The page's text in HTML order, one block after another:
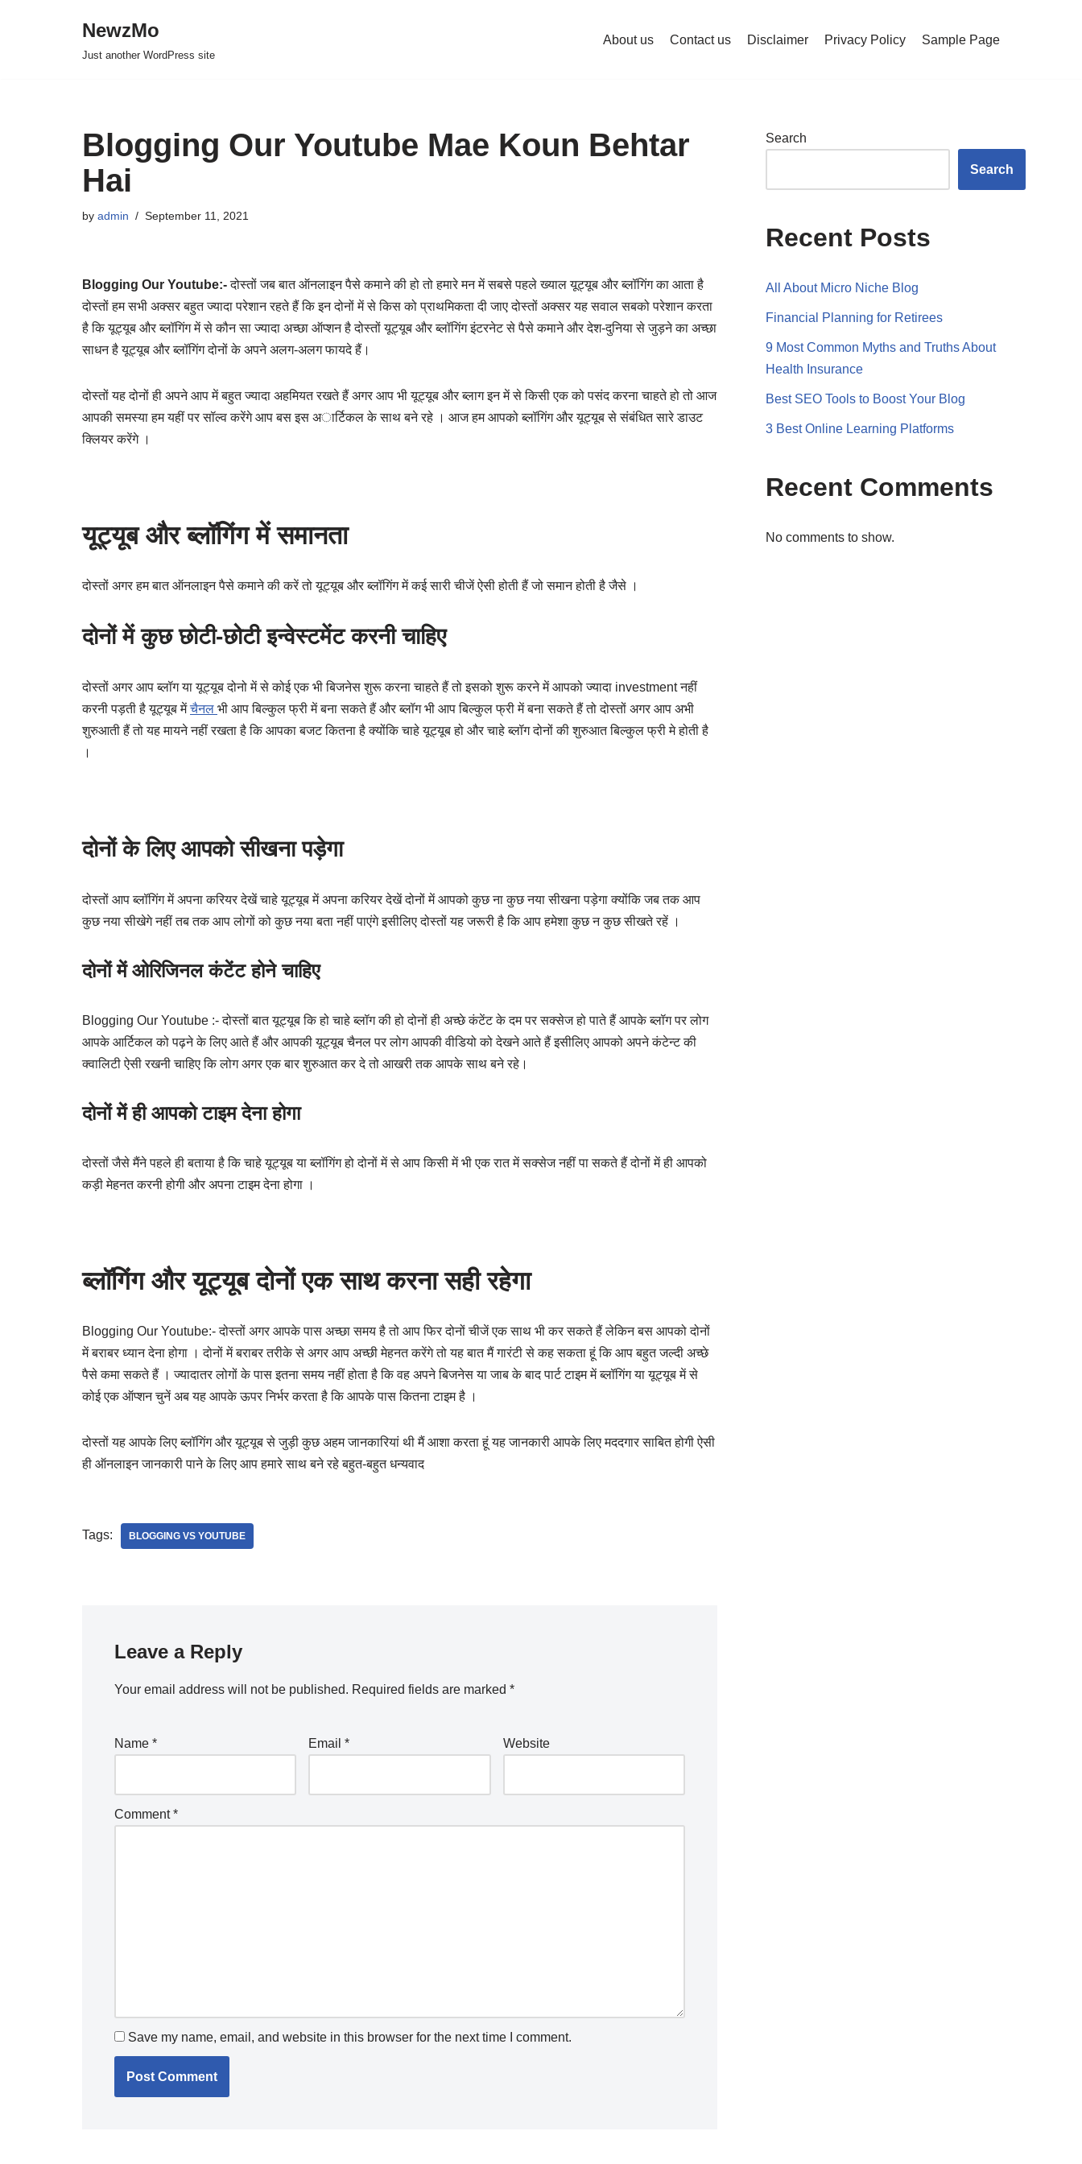
NewzMo
Just another WordPress site
About us Contact us Disclaimer Privacy Policy Sample Page
Blogging Our Youtube Mae Koun Behtar
Hai
by admin September 11, 2021
Blogging Our Youtube:-दोस्तों जब बात ऑनलाइन पैसे कमाने की हो तो हमारे मन में सबसे पहले ख्याल यूट्यूब और ब्लॉगिंग का आता है
दोस्तों हम सभी अक्सर बहुत ज्यादा परेशान रहते हैं कि इन दोनों में से किस को प्राथमिकता दी जाए दोस्तों अक्सर यह सवाल सबको परेशान करता
है कि यूट्यूब और ब्लॉगिंग में से कौन सा ज्यादा अच्छा ऑप्शन है दोस्तों यूट्यूब और ब्लॉगिंग इंटरनेट से पैसे कमाने और देश-दुनिया से जुड़ने का अच्छा
साधन है यूट्यूब और ब्लॉगिंग दोनों के अपने अलग-अलग फायदे हैं।
दोस्तों यह दोनों ही अपने आप में बहुत ज्यादा अहमियत रखते हैं अगर आप भी यूट्यूब और ब्लाग इन में से किसी एक को पसंद करना चाहते हो तो आज
आपकी समस्या हम यहीं पर सॉल्व करेंगे आप बस इस अार्टिकल के साथ बने रहे । आज हम आपको ब्लॉगिंग और यूट्यूब से संबंधित सारे डाउट
क्लियर करेंगे ।
यूट्यूब और ब्लॉगिंग में समानता
दोस्तों अगर हम बात ऑनलाइन पैसे कमाने की करें तो यूट्यूब और ब्लॉगिंग में कई सारी चीजें ऐसी होती हैं जो समान होती है जैसे ।
दोनों में कुछ छोटी-छोटी इन्वेस्टमेंट करनी चाहिए
दोस्तों अगर आप ब्लॉग या यूट्यूब दोनो में से कोई एक भी बिजनेस शुरू करना चाहते हैं तो इसको शुरू करने में आपको ज्यादा investment नहीं
करनी पड़ती है यूट्यूब मेंचैनल भी आप बिल्कुल फ्री में बना सकते हैं और ब्लॉग भी आप बिल्कुल फ्री में बना सकते हैं तो दोस्तों अगर आप अभी
शुरुआती हैं तो यह मायने नहीं रखता है कि आपका बजट कितना है क्योंकि चाहे यूट्यूब हो और चाहे ब्लॉग दोनों की शुरुआत बिल्कुल फ्री मे होती है
।
दोनों के लिए आपको सीखना पड़ेगा
दोस्तों आप ब्लॉगिंग में अपना करियर देखें चाहे यूट्यूब में अपना करियर देखें दोनों में आपको कुछ ना कुछ नया सीखना पड़ेगा क्योंकि जब तक आप
कुछ नया सीखेगे नहीं तब तक आप लोगों को कुछ नया बता नहीं पाएंगे इसीलिए दोस्तों यह जरूरी है कि आप हमेशा कुछ न कुछ सीखते रहें ।
दोनों में ओरिजिनल कंटेंट होने चाहिए
Blogging Our Youtube :- दोस्तों बात यूट्यूब कि हो चाहे ब्लॉग की हो दोनों ही अच्छे कंटेंट के दम पर सक्सेज हो पाते हैं आपके ब्लॉग पर लोग
आपके आर्टिकल को पढ़ने के लिए आते हैं और आपकी यूट्यूब चैनल पर लोग आपकी वीडियो को देखने आते हैं इसीलिए आपको अपने कंटेन्ट की
क्वालिटी ऐसी रखनी चाहिए कि लोग अगर एक बार शुरुआत कर दे तो आखरी तक आपके साथ बने रहे।
दोनों में ही आपको टाइम देना होगा
दोस्तों जैसे मैंने पहले ही बताया है कि चाहे यूट्यूब या ब्लॉगिंग हो दोनों में से आप किसी में भी एक रात में सक्सेज नहीं पा सकते हैं दोनों में ही आपको
कड़ी मेहनत करनी होगी और अपना टाइम देना होगा ।
ब्लॉगिंग और यूट्यूब दोनों एक साथ करना सही रहेगा
Blogging Our Youtube:- दोस्तों अगर आपके पास अच्छा समय है तो आप फिर दोनों चीजें एक साथ भी कर सकते हैं लेकिन बस आपको‌ दोनों
में बराबर ध्यान देना होगा । दोनों में बराबर तरीके से अगर आप अच्छी मेहनत करेंगे तो यह बात मैं गारंटी से कह सकता हूं कि आप बहुत जल्दी अच्छे
पैसे कमा सकते हैं । ज्यादातर लोगों के पास इतना समय नहीं होता है कि वह अपने बिजनेस या जाब के बाद पार्ट टाइम में ब्लॉगिंग या यूट्यूब में से
कोई एक ऑप्शन चुनें अब यह आपके ऊपर निर्भर करता है कि आपके पास कितना टाइम है ।
दोस्तों यह आपके लिए ब्लॉगिंग और यूट्यूब से जुड़ी कुछ अहम जानकारियां थी मैं आशा करता हूं यह जानकारी आपके लिए मददगार साबित होगी ऐसी
ही ऑनलाइन जानकारी पाने के लिए आप हमारे साथ बने रहे बहुत-बहुत धन्यवाद
Tags: BLOGGING VS YOUTUBE
Leave a Reply
Your email address will not be published. Required fields are marked *
Name * Email* Website
Comment*
Save my name, email, and website in this browser for the next time I comment.
Search
Search
Recent Posts
All About Micro Niche Blog
Financial Planning for Retirees
9 Most Common Myths and Truths About
Health Insurance
Best SEO Tools to Boost Your Blog
3 Best Online Learning Platforms
Recent Comments
No comments to show.